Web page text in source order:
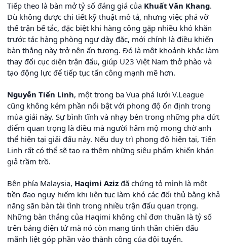
Tiếp theo là bàn mở tỷ số đáng giá của Khuất Văn Khang.
Dù không được chi tiết kỹ thuật mô tả, nhưng việc phá vỡ
thế trận bế tắc, đặc biệt khi hàng công gặp nhiều khó khăn
trước tác hàng phòng ngự dày đặc, mới chính là điều khiến
bàn thắng này trở nên ấn tượng. Đó là một khoảnh khắc làm
thay đổi cục diện trận đấu, giúp U23 Việt Nam thở phào và
tạo động lực để tiếp tục tấn công mạnh mẽ hơn.
Nguyễn Tiến Linh, một trong ba Vua phá lưới V.League
cũng không kém phần nổi bật với phong độ ổn định trong
mùa giải này. Sự bình tĩnh và nhạy bén trong những pha dứt
điểm quan trọng là điều mà người hâm mộ mong chờ anh
thể hiện tại giải đấu này. Nếu duy trì phong độ hiện tại, Tiến
Linh rất có thể sẽ tạo ra thêm những siêu phẩm khiến khán
giả trầm trồ.
Bên phía Malaysia, Haqimi Aziz đã chứng tỏ mình là một
tiền đạo nguy hiểm khi liên tục làm khó các đối thủ bằng khả
năng săn bàn tài tình trong nhiều trận đấu quan trọng.
Những bàn thắng của Haqimi không chỉ đơn thuần là tỷ số
trên bảng điện tử mà nó còn mang tinh thần chiến đấu
mãnh liệt góp phần vào thành công của đội tuyển.